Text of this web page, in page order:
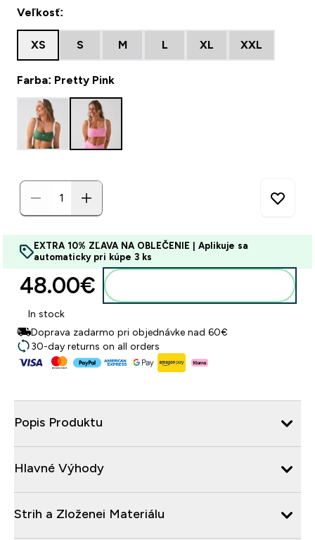
Veľkosť:
XS S M L XL XXL
Farba: Pretty Pink
EXTRA 10% ZĽAVA NA OBLEČENIE | Aplikuje sa
automaticky pri kúpe 3 ks
48.00€‎
In stock
Doprava zadarmo pri objednávke nad 60€
30-day returns on all orders
Popis Produktu
Hlavné Výhody
Strih a Zloženei Materiálu